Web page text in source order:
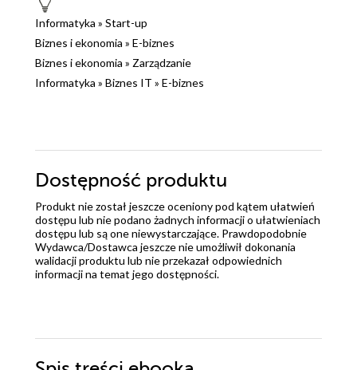
Informatyka » Start-up
Biznes i ekonomia » E-biznes
Biznes i ekonomia » Zarządzanie
Informatyka » Biznes IT » E-biznes
Dostępność produktu
Produkt nie został jeszcze oceniony pod kątem ułatwień
dostępu lub nie podano żadnych informacji o ułatwieniach
dostępu lub są one niewystarczające. Prawdopodobnie
Wydawca/Dostawca jeszcze nie umożliwił dokonania
walidacji produktu lub nie przekazał odpowiednich
informacji na temat jego dostępności.